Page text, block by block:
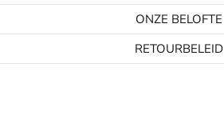
ONZE BELOFTE
RETOURBELEID